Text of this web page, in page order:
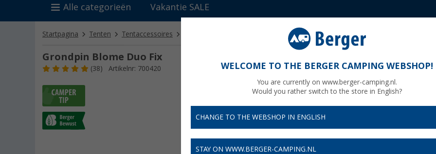
Alle categorieën Vakantie SALE
Startpagina Tenten Tentaccessoires Grondpin Blome Duo Fix
Grondpin Blome Duo Fix
(38) Artikelnr: 700420
€
Prijzen
WELCOME TO THE BERGER CAMPING WEBSHOP!
You are currently on www.berger-camping.nl.
Would you rather switch to the store in English?
CHANGE TO THE WEBSHOP IN ENGLISH
STAY ON WWW.BERGER-CAMPING.NL